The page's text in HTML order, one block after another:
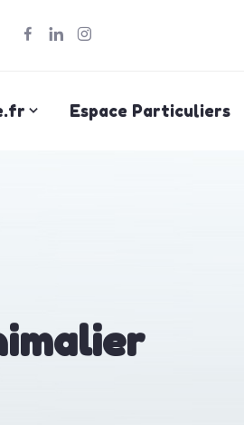
Espace Particuliers